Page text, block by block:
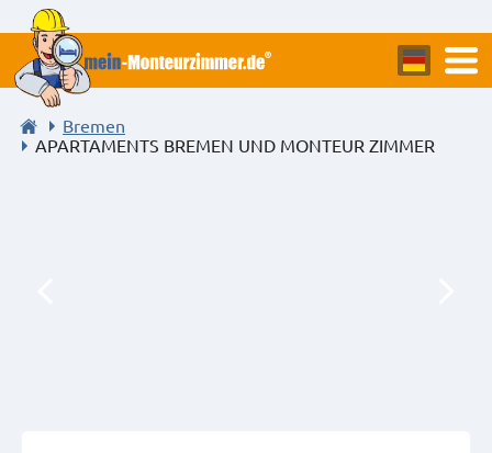
Bremen
APARTAMENTS BREMEN UND MONTEUR ZIMMER